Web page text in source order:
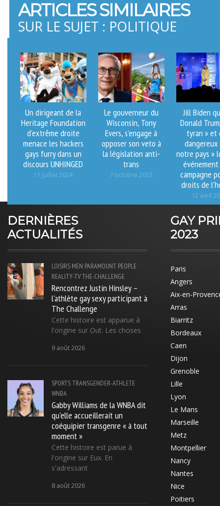
ARTICLES SIMILAIRES
SUR LE SUJET : POLITIQUE
Un dirigeant de la
Heritage Foundation
d'extrême droite
menace les hackers
gays furry dans un
discours UNHINGED
11 juillet 2024
Le gouverneur du
Wisconsin, Tony
Evers, s’engage à
opposer son veto à
la législation anti-
trans
7 octobre 2023
Jill Biden
Donald
tyran » et
notre pays »
campagne
droits de
12 avril
DERNIÈRES
ACTUALITÉS
LOISIRS MEN PARAMOUNT PEOPLE
REALITY-TVTHE-CHALLENGE
Rencontrez Justin Hinsley –
l'athlète gay sexy participant à
The Challenge
Cette histoire est apparue à
l'origine sur Out. Les choses
9 août 2026
SPORTSTRANSGENDER-ATHLETE
WNBA
Gabby Williams de la WNBA dit
qu'elle accueillerait un
coéquipier transgenre « à tout
moment »
Cette histoire est parue à
l'origine sur Eux. En
s'adressant
8 août 2026
GAY
2023
Paris
Angers
Aix-en-
Arras
Biarritz
Bordeaux
Caen
Dijon
Grenoble
Lille
Lyon
Le Mans
Marseille
Metz
Montpellier
Nancy
Nantes
Nice
Poitiers